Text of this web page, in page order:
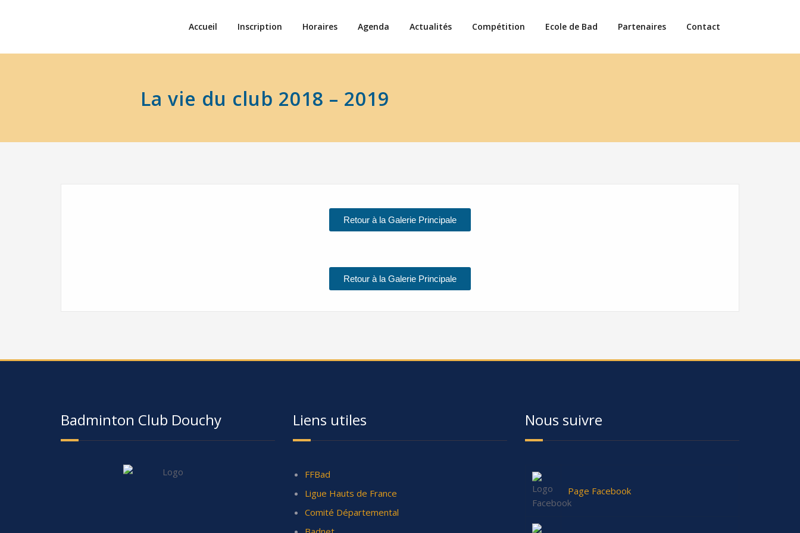
Accueil Inscription Horaires Agenda Actualités Compétition Ecole de Bad Partenaires Contact
La vie du club 2018 – 2019
Retour à la Galerie Principale
Retour à la Galerie Principale
Badminton Club Douchy Liens utiles
FFBad
Ligue Hauts de France
Comité Départemental
Nous suivre
Page Facebook